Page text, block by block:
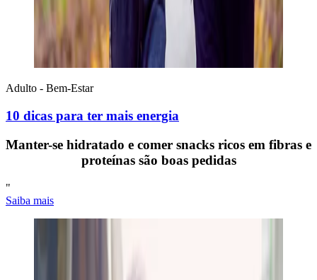
Adulto - Bem-Estar
10 dicas para ter mais energia
Manter-se hidratado e comer snacks ricos em fibras e
proteínas são boas pedidas
"
Saiba mais